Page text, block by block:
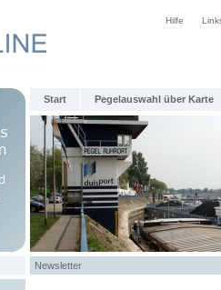
Hilfe
Start Pegelauswahl über Karte
Newsletter